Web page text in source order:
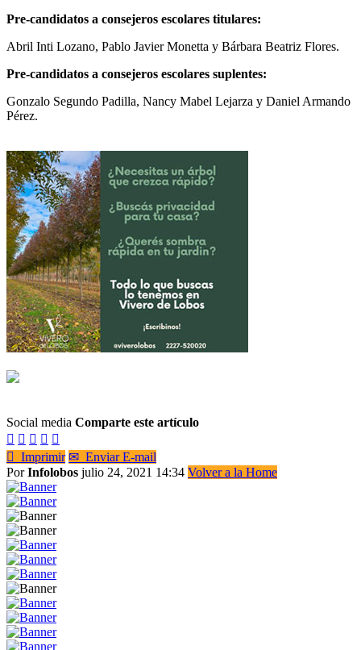
Pre-candidatos a consejeros escolares titulares:
Abril Inti Lozano, Pablo Javier Monetta y Bárbara Beatriz Flores.
Pre-candidatos a consejeros escolares suplentes:
Gonzalo Segundo Padilla, Nancy Mabel Lejarza y Daniel Armando
Pérez.
Social media Comparte este artículo
    
 Imprimir ✉ Enviar E-mail
PorInfolobos julio 24, 2021 14:34 Volver a la Home